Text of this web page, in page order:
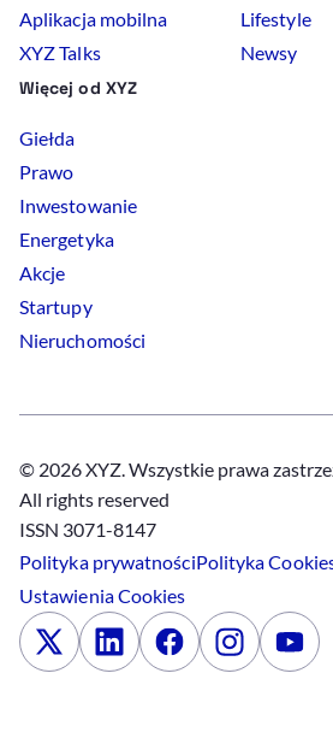
Aplikacja mobilna
XYZ Talks
Lifestyle
Newsy
Więcej od XYZ
Giełda
Prawo
Inwestowanie
Energetyka
Akcje
Startupy
Nieruchomości
© 2026 XYZ. Wszystkie prawa
All rights reserved
ISSN 3071-8147
Polityka prywatnościPolityka
UstawieniaCookies
x LinkedinFacebookInstagram